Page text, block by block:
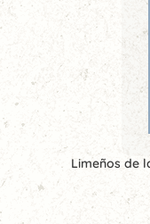
Limeños de